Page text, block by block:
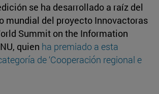
se ha desarrollado a raíz del
mundial del proyecto Innovactoras
Summit on the Information
quien ha premiado a esta
de ‘Cooperación regional e